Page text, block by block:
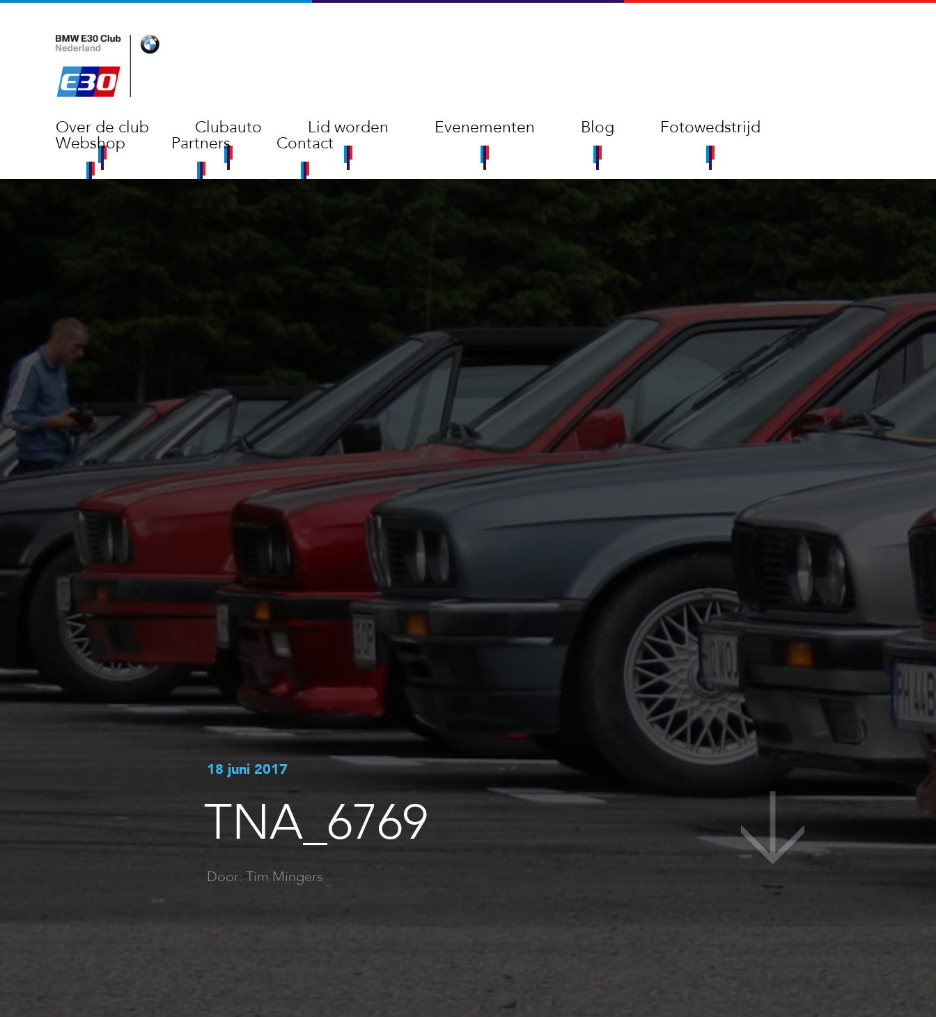
Over de club Clubauto Lid worden Evenementen Blog Fotowedstrijd
Webshop Partners Contact
18 juni 2017
TNA_6769
Door: Tim Mingers